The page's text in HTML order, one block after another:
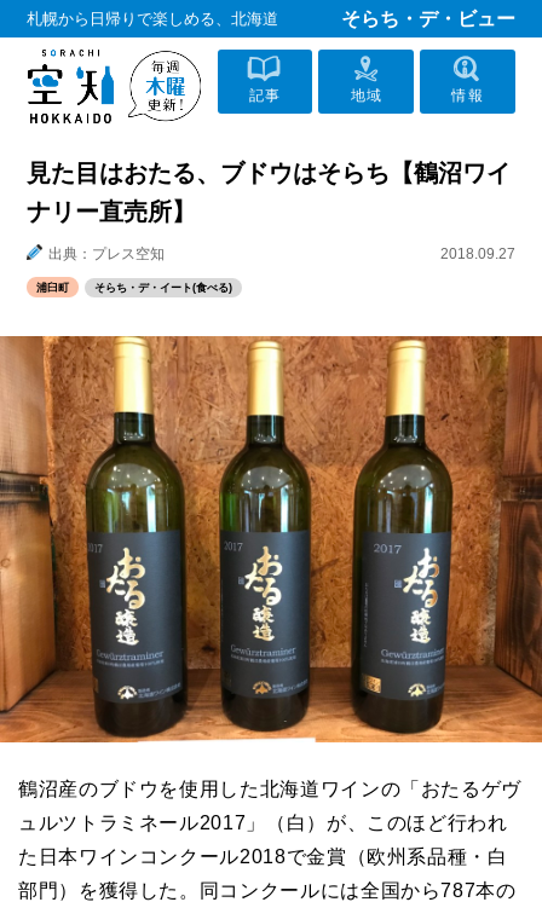
札幌から日帰りで楽しめる、北海道 そらち・デ・ビュー
記事 地域 情報
見た目はおたる、ブドウはそらち【鶴沼ワイ
ナリー直売所】
出典：プレス空知 2018.09.27
浦臼町 そらち・デ・イート(食べる)
鶴沼産のブドウを使用した北海道ワインの「おたるゲヴ
ュルツトラミネール2017」（白）が、このほど行われ
た日本ワインコンクール2018で金賞（欧州系品種・白
部門）を獲得した。同コンクールには全国から787本の